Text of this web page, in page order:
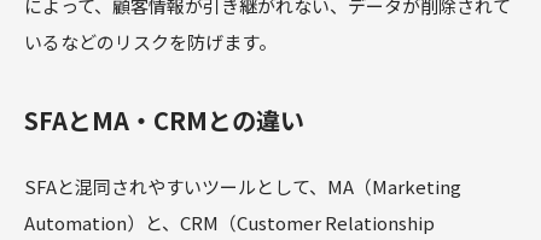
によって、顧客情報が引き継がれない、データが削除されて
いるなどのリスクを防げます。
SFAとMA・CRMとの違い
SFAと混同されやすいツールとして、MA（Marketing
Automation）と、CRM（Customer Relationship